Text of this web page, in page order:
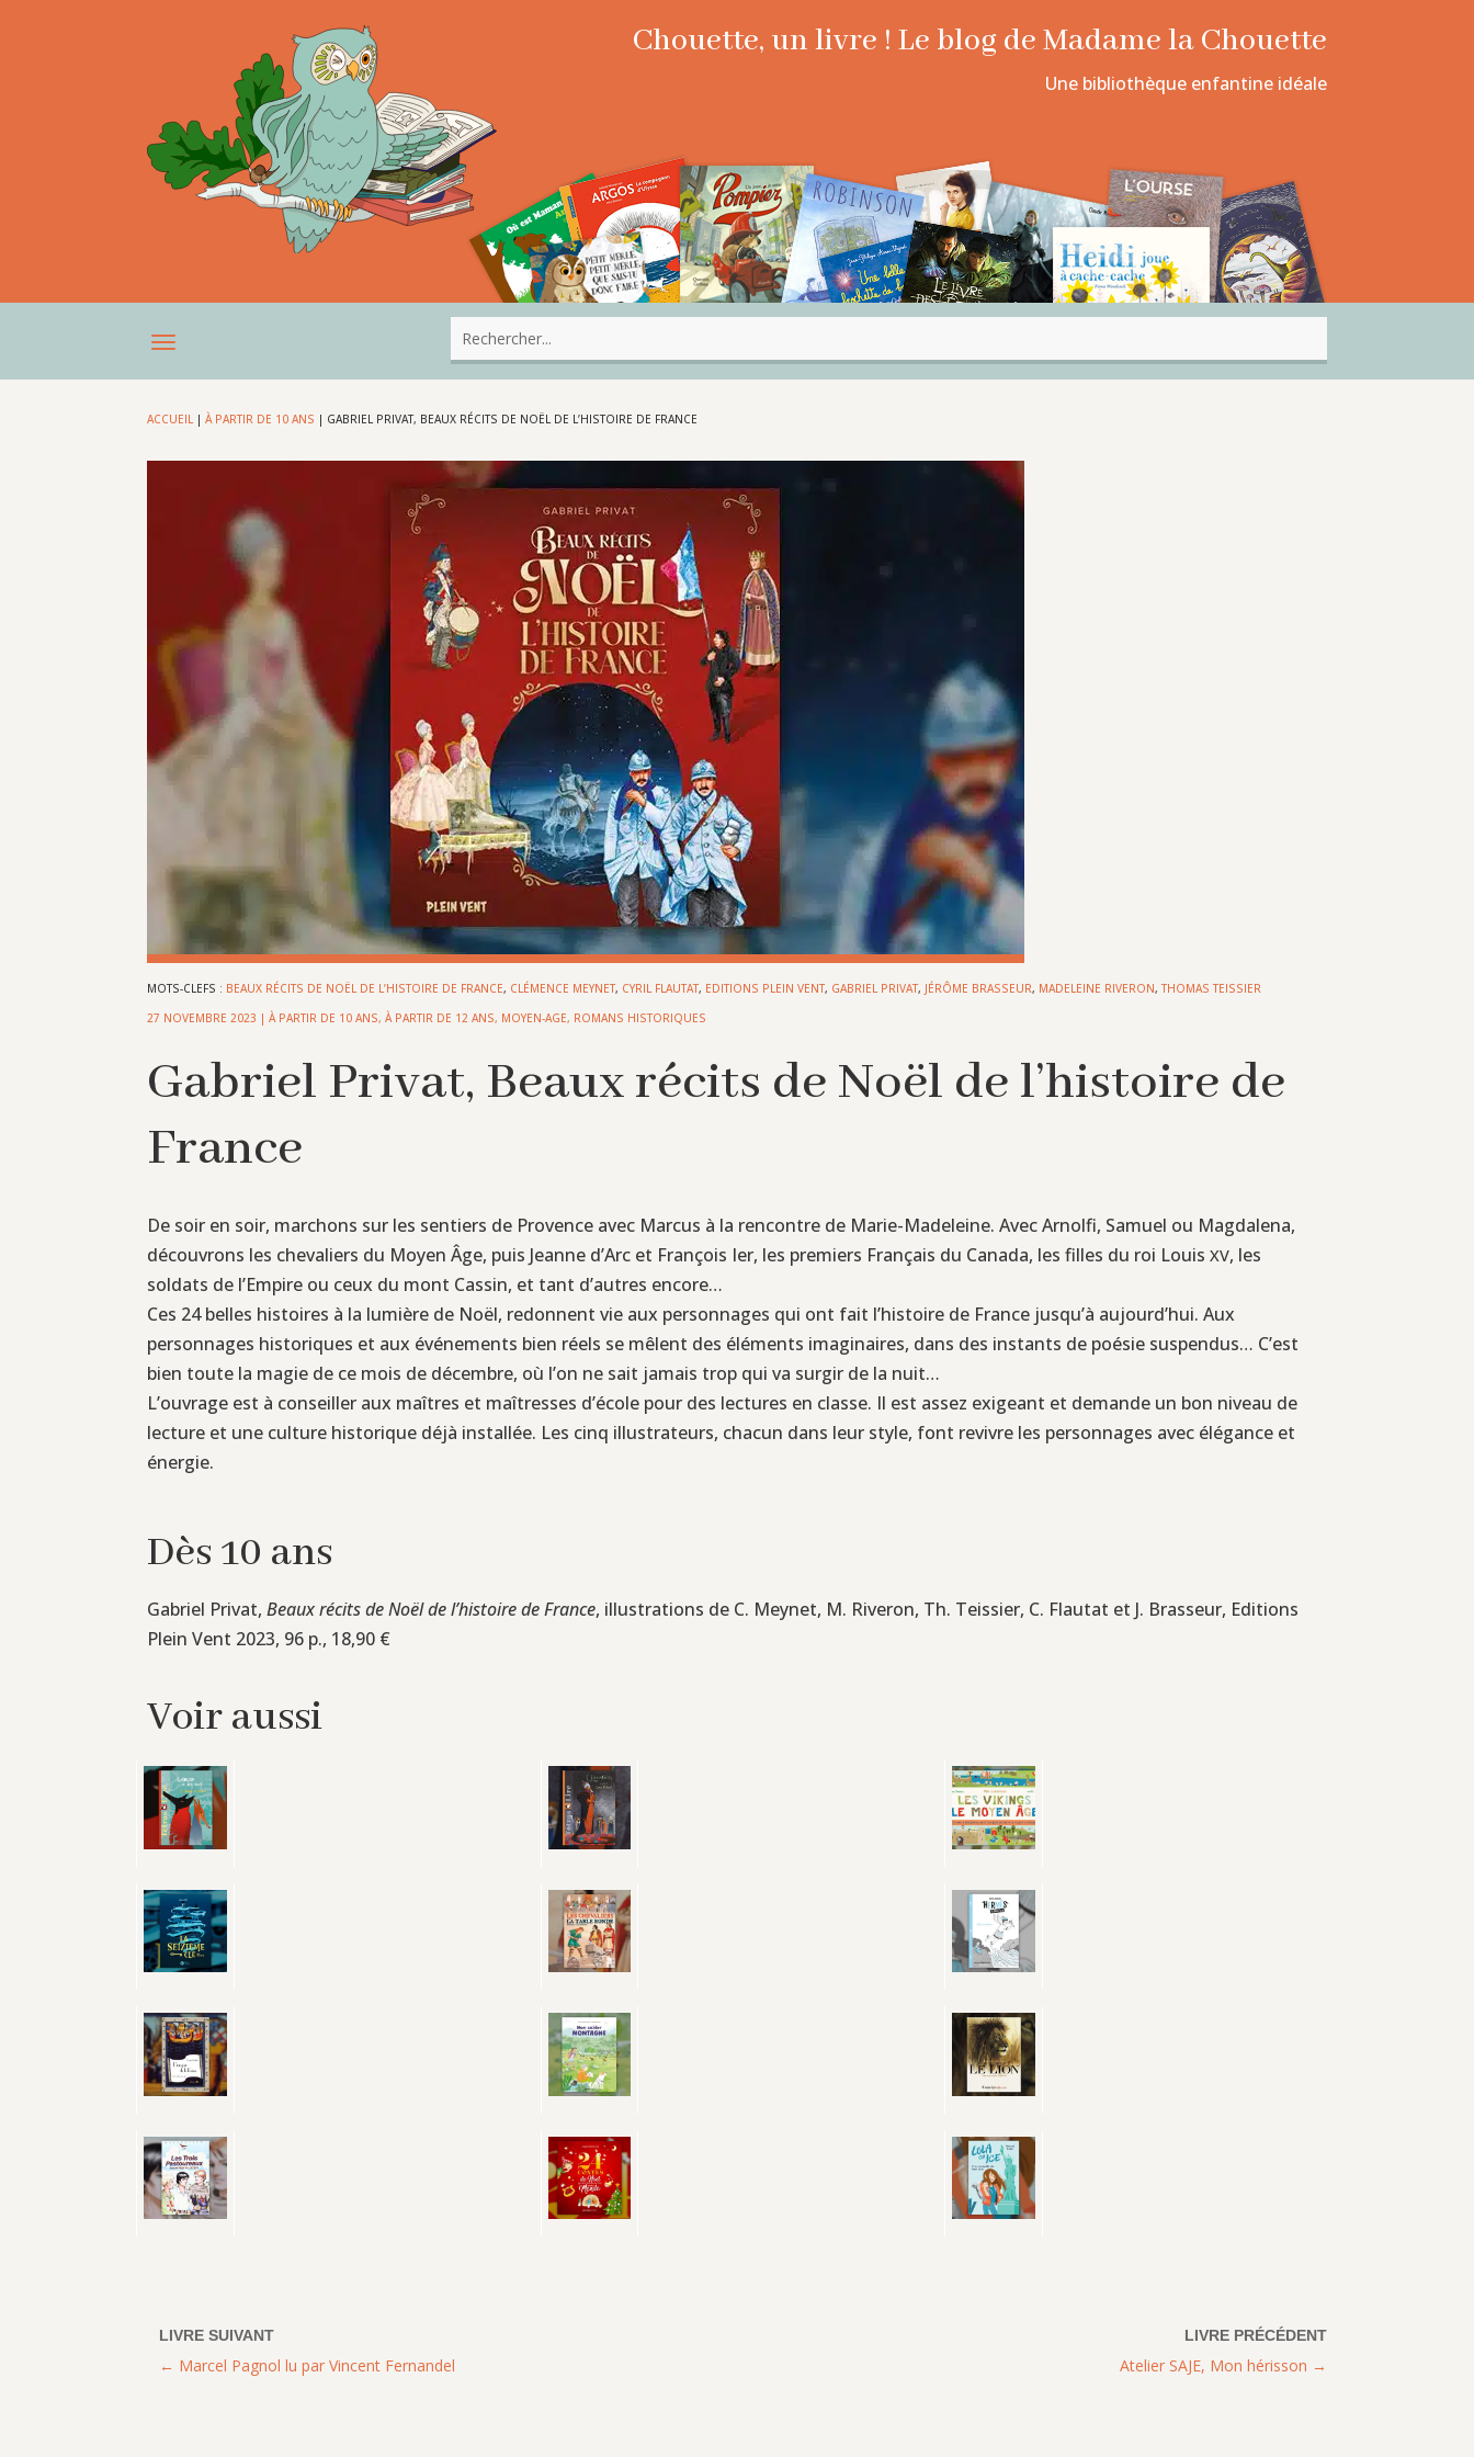
Chouette, un livre ! Le blog de Madame la Chouette
Une bibliothèque enfantine idéale
ACCUEIL |À PARTIR DE 10 ANS | GABRIEL PRIVAT, BEAUX RÉCITS DE NOËL DE L’HISTOIRE DE FRANCE
MOTS-CLEFS : BEAUX RÉCITS DE NOËL DE L’HISTOIRE DE FRANCE, CLÉMENCE MEYNET, CYRIL FLAUTAT, EDITIONS PLEIN VENT, GABRIEL PRIVAT, JÉRÔME BRASSEUR, MADELEINE RIVERON,THOMAS TEISSIER
27 NOVEMBRE 2023 |À PARTIR DE 10 ANS,À PARTIR DE 12 ANS, MOYEN-AGE, ROMANS HISTORIQUES
Gabriel Privat, Beaux récits de Noël de l’histoire de
France
De soir en soir, marchons sur les sentiers de Provence avec Marcus à la rencontre de Marie-Madeleine. Avec Arnolfi, Samuel ou Magdalena,
découvrons les chevaliers du Moyen Âge, puis Jeanne d’Arc et François Ier, les premiers Français du Canada, les filles du roi LouisXV, les
soldats de l’Empire ou ceux du mont Cassin, et tant d’autres encore…
Ces 24 belles histoires à la lumière de Noël, redonnent vie aux personnages qui ont fait l’histoire de France jusqu’à aujourd’hui. Aux
personnages historiques et aux événements bien réels se mêlent des éléments imaginaires, dans des instants de poésie suspendus… C’est
bien toute la magie de ce mois de décembre, où l’on ne sait jamais trop qui va surgir de la nuit…
L’ouvrage est à conseiller aux maîtres et maîtresses d’école pour des lectures en classe. Il est assez exigeant et demande un bon niveau de
lecture et une culture historique déjà installée. Les cinq illustrateurs, chacun dans leur style, font revivre les personnages avec élégance et
énergie.
Dès 10 ans
Gabriel Privat,Beaux récits de Noël de l’histoire de France, illustrations de C. Meynet, M. Riveron, Th. Teissier, C. Flautat et J. Brasseur, Editions
Plein Vent 2023, 96 p., 18,90 €
Voir aussi
Atelier SAJE, Mon hérisson
Marcel Pagnol lu par Vincent Fernandel